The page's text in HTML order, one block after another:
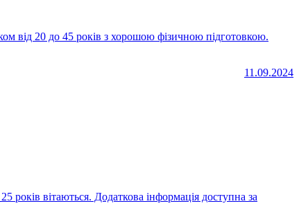
11.09.2024
років вітаються. Додаткова інформація доступна за